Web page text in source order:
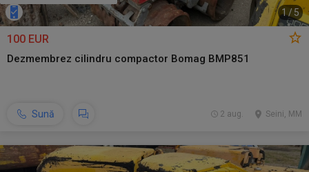
1 / 5
100 EUR
Dezmembrez cilindru compactor Bomag BMP851
Sună Seini, MM
2 aug.